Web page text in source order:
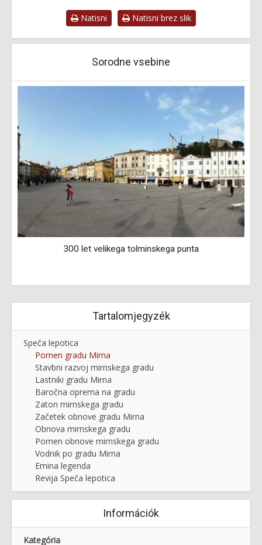
Natisni Natisni brez slik
Sorodne vsebine
300 let velikega tolminskega punta
Tartalomjegyzék
Speča lepotica
Pomen gradu Mirna
Stavbni razvoj mirnskega gradu
Lastniki gradu Mirna
Baročna oprema na gradu
Zaton mirnskega gradu
Začetek obnove gradu Mirna
Obnova mirnskega gradu
Pomen obnove mirnskega gradu
Vodnik po gradu Mirna
Emina legenda
Revija Speča lepotica
Információk
Kategória